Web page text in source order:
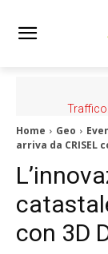
Home Geo
arriva da CRISEL
con 3D